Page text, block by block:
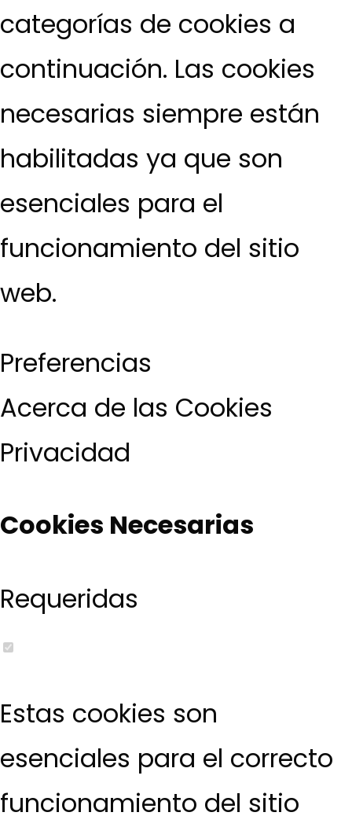
categorías de cookies a
continuación. Las cookies
necesarias siempre están
habilitadas ya que son
esenciales para el
funcionamiento del sitio
web.
Preferencias
Acerca de las Cookies
Privacidad
Cookies Necesarias
Requeridas
Estas cookies son
esenciales para el correcto
funcionamiento del sitio